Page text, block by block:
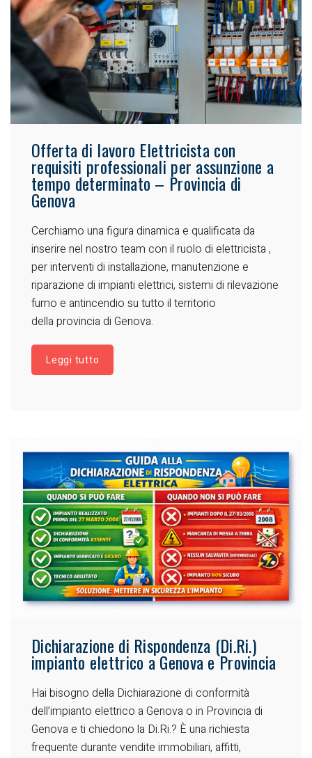
Offerta di lavoro Elettricista con
requisiti professionali per assunzione a
tempo determinato – Provincia di
Genova
Cerchiamo una figura dinamica e qualificata da
inserire nel nostro team con il ruolo di elettricista ,
per interventi di installazione, manutenzione e
riparazione di impianti elettrici, sistemi di rilevazione
fumo e antincendio su tutto il territorio
della provincia di Genova.
Leggi tutto
Dichiarazione di Rispondenza (Di.Ri.)
impianto elettrico a Genova e Provincia
Hai bisogno della Dichiarazione di conformità
dell’impianto elettrico a Genova o in Provincia di
Genova e ti chiedono la Di.Ri.? È una richiesta
frequente durante vendite immobiliari, affitti,